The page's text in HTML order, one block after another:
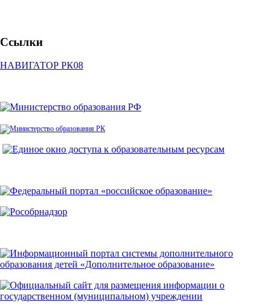
Ссылки
НАВИГАТОР РК08